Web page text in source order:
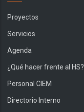
Proyectos
Servicios
Agenda
¿Qué hacer frente al HS?
Personal CIEM
Directorio Interno